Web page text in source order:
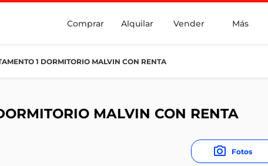
Comprar Alquilar Vender Más
1 DORMITORIO MALVIN CON RENTA
MALVIN CON RENTA
Fotos